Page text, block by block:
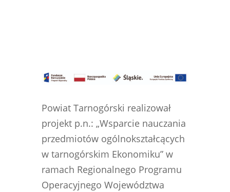
Powiat Tarnogórski realizował
projekt p.n.: „Wsparcie nauczania
przedmiotów ogólnokształcących
w tarnogórskim Ekonomiku” w
ramach Regionalnego Programu
Operacyjnego Województwa